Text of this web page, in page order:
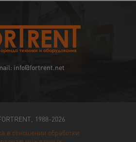
info@fortrent.net
1988-2026
в отношении обработки